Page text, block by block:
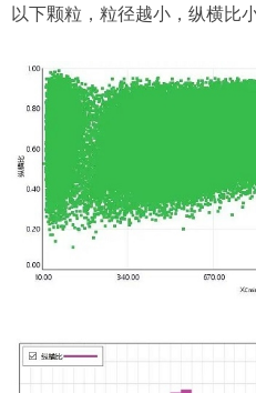
以下颗粒，粒径越小，纵横比